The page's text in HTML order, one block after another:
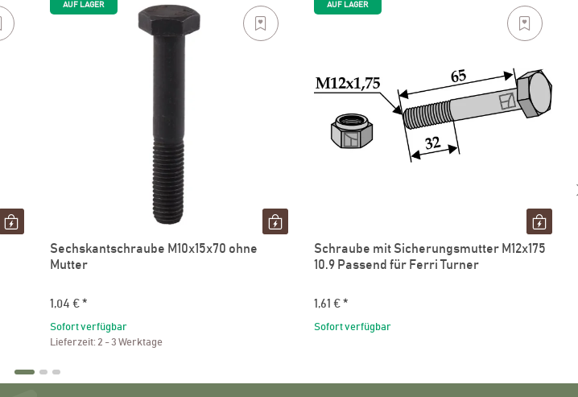
AUF LAGER
Sechskantschraube M10x15x70 ohne
Mutter
1,04 € *
Sofort verfügbar
Lieferzeit: 2 - 3 Werktage
AUF LAGER
Schraube mit Sicherungsmutter M12x175
10.9 Passend für Ferri Turner
1,61 € *
Sofort verfügbar